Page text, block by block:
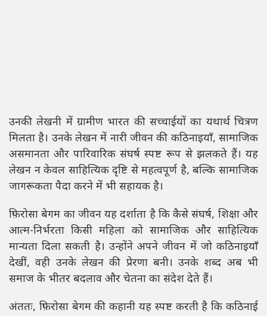
उनकी लेखनी में ग्रामीण भारत की सच्चाईयों का यथार्थ चित्रण
मिलता है। उनके लेखन में नारी जीवन की कठिनाइयाँ, सामाजिक
असमानता और पारिवारिक संघर्ष स्पष्ट रूप से झलकते हैं। यह
लेखन न केवल साहित्यिक दृष्टि से महत्वपूर्ण है, बल्कि सामाजिक
जागरूकता पैदा करने में भी सहायक है।
फ़िरोसा बेगम का जीवन यह दर्शाता है कि कैसे संघर्ष, शिक्षा और
आत्म-निर्भरता किसी महिला को सामाजिक और साहित्यिक
मान्यता दिला सकती है। उन्होंने अपने जीवन में जो कठिनाइयाँ
देखीं, वही उनके लेखन की प्रेरणा बनी। उनके शब्द अब भी
समाज के भीतर बदलाव और चेतना का संदेश देते हैं।
अंततः, फ़िरोसा बेगम की कहानी यह स्पष्ट करती है कि कठिनाई